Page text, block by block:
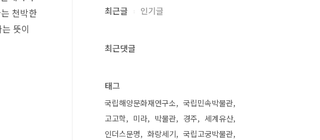
천박한
뜻이
최근글 인기글
최근댓글
태그
국립해양문화재연구소
국립민속박물관
고고학
미라 박물관 경주
세계유산
인더스문명
화랑세기
국립고궁박물관